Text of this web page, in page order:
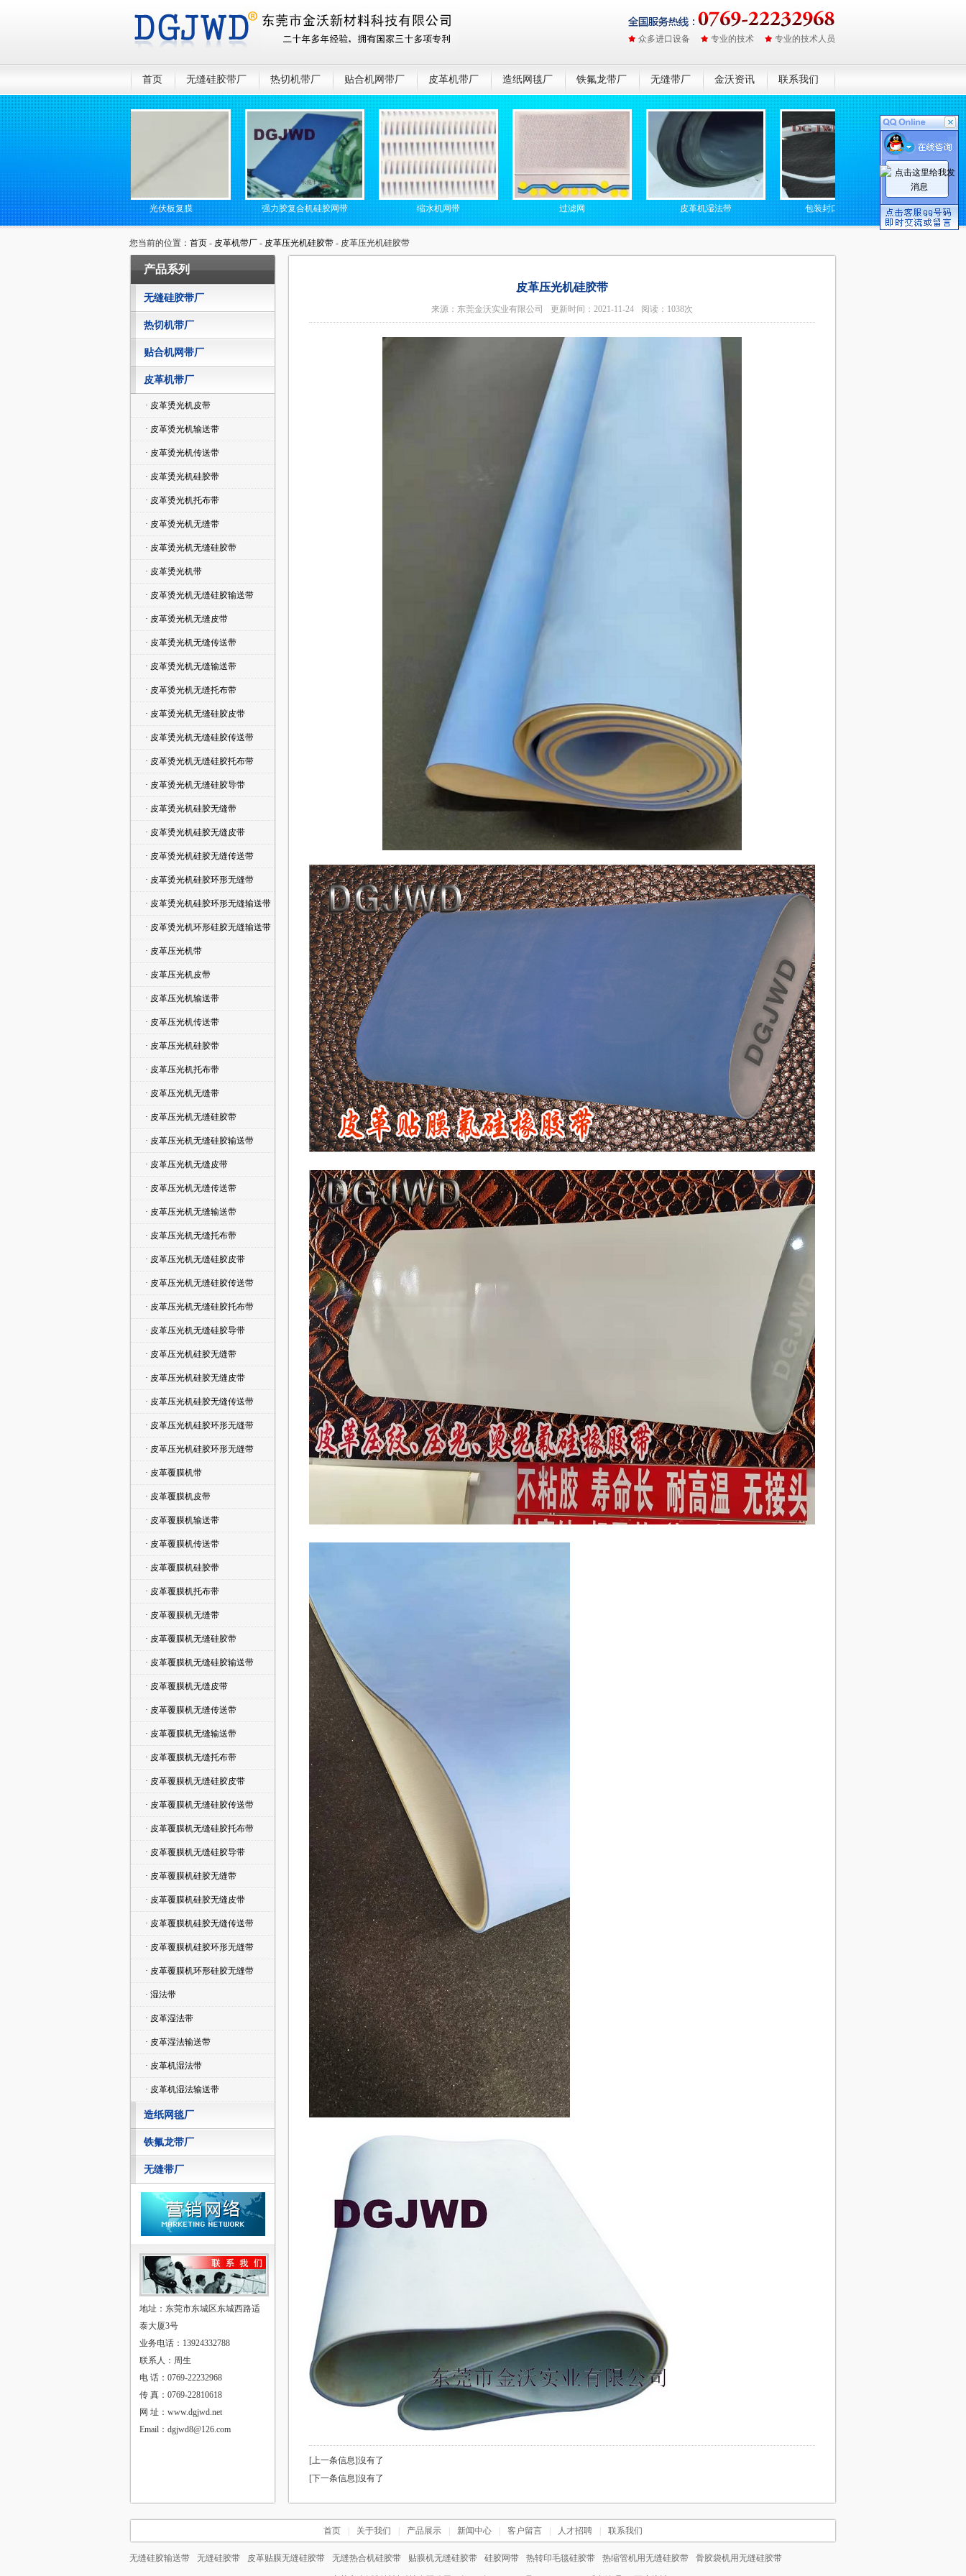
众多进口设备 专业的技术 专业的技术人员
首页 无缝硅胶带厂 热切机带厂 贴合机网带厂 皮革机带厂 造纸网毯厂 铁氟龙带厂 无缝带厂 金沃资讯 联系我们
缝高温传送带 光伏板复膜 强力胶复合机硅胶网带 缩水机网带 皮革机湿法带 包装封口机硅胶带 防静电无缝高温
您当前的位置： 首页 - 皮革机带厂 - 皮革压光机硅胶带 - 皮革压光机硅胶带
产品系列
无缝硅胶带厂
热切机带厂
贴合机网带厂
皮革机带厂
· 皮革烫光机皮带
· 皮革烫光机输送带
· 皮革烫光机传送带
· 皮革烫光机硅胶带
· 皮革烫光机托布带
· 皮革烫光机无缝带
· 皮革烫光机无缝硅胶带
· 皮革烫光机带
· 皮革烫光机无缝硅胶输送带
· 皮革烫光机无缝皮带
· 皮革烫光机无缝传送带
· 皮革烫光机无缝输送带
· 皮革烫光机无缝托布带
· 皮革烫光机无缝硅胶皮带
· 皮革烫光机无缝硅胶传送带
· 皮革烫光机无缝硅胶托布带
· 皮革烫光机无缝硅胶导带
· 皮革烫光机硅胶无缝带
· 皮革烫光机硅胶无缝皮带
· 皮革烫光机硅胶无缝传送带
· 皮革烫光机硅胶环形无缝带
· 皮革烫光机硅胶环形无缝输送带
· 皮革烫光机环形硅胶无缝输送带
· 皮革压光机带
· 皮革压光机皮带
· 皮革压光机输送带
· 皮革压光机传送带
· 皮革压光机硅胶带
· 皮革压光机托布带
· 皮革压光机无缝带
· 皮革压光机无缝硅胶带
· 皮革压光机无缝硅胶输送带
· 皮革压光机无缝皮带
· 皮革压光机无缝传送带
· 皮革压光机无缝输送带
· 皮革压光机无缝托布带
· 皮革压光机无缝硅胶皮带
· 皮革压光机无缝硅胶传送带
· 皮革压光机无缝硅胶托布带
· 皮革压光机无缝硅胶导带
· 皮革压光机硅胶无缝带
· 皮革压光机硅胶无缝皮带
· 皮革压光机硅胶无缝传送带
· 皮革压光机硅胶环形无缝带
· 皮革压光机硅胶环形无缝带
· 皮革覆膜机带
· 皮革覆膜机皮带
· 皮革覆膜机输送带
· 皮革覆膜机传送带
· 皮革覆膜机硅胶带
· 皮革覆膜机托布带
· 皮革覆膜机无缝带
· 皮革覆膜机无缝硅胶带
· 皮革覆膜机无缝硅胶输送带
· 皮革覆膜机无缝皮带
· 皮革覆膜机无缝传送带
· 皮革覆膜机无缝输送带
· 皮革覆膜机无缝托布带
· 皮革覆膜机无缝硅胶皮带
· 皮革覆膜机无缝硅胶传送带
· 皮革覆膜机无缝硅胶托布带
· 皮革覆膜机无缝硅胶导带
· 皮革覆膜机硅胶无缝带
· 皮革覆膜机硅胶无缝皮带
· 皮革覆膜机硅胶无缝传送带
· 皮革覆膜机硅胶环形无缝带
· 皮革覆膜机环形硅胶无缝带
· 湿法带
· 皮革湿法带
· 皮革湿法输送带
· 皮革机湿法带
· 皮革机湿法输送带
造纸网毯厂
铁氟龙带厂
无缝带厂
地址：东莞市东城区东城西路适
泰大厦3号
业务电话：13924332788
联系人：周生
电 话：0769-22232968
传 真：0769-22810618
网 址：www.dgjwd.net
Email：dgjwd8@126.com
皮革压光机硅胶带
来源：东莞金沃实业有限公司 更新时间：2021-11-24 阅读：1038次
[上一条信息]沒有了
[下一条信息]沒有了
首页 关于我们 产品展示 新闻中心 客户留言 人才招聘 联系我们
无缝硅胶输送带 无缝硅胶带 皮革贴膜无缝硅胶带 无缝热合机硅胶带 贴膜机无缝硅胶带 硅胶网带 热转印毛毯硅胶带 热缩管机用无缝硅胶带 骨胶袋机用无缝硅胶带